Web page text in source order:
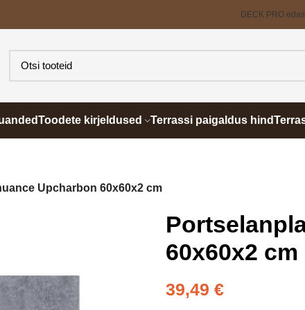
DECK PRO
Toodete kirjeldused Terrassi paigaldus hind
Upcharbon 60x60x2 cm
60x60x2 cm
39,49 €